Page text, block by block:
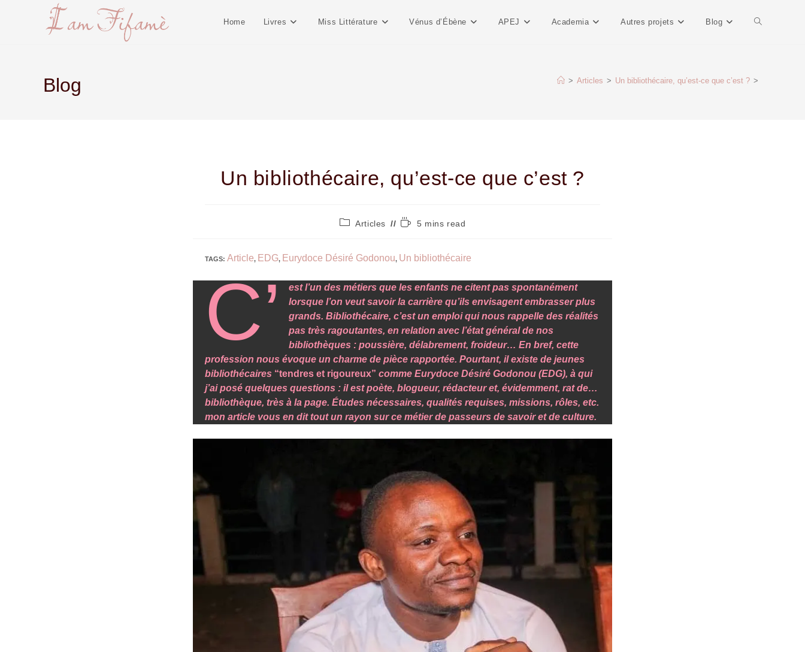
Home Livres Miss Littérature Vénus d’Ébène APEJ Academia Autres projets Blog
Blog > Articles > Un bibliothécaire, qu’est-ce que c’est ? >
Un bibliothécaire, qu’est-ce que c’est ?
Articles 5 mins read
TAGS: Article, EDG, Eurydoce Désiré Godonou, Un bibliothécaire
C’
est l’un des métiers que les enfants ne citent pas spontanément
lorsque l’on veut savoir la carrière qu’ils envisagent embrasser plus
grands. Bibliothécaire, c’est un emploi qui nous rappelle des réalités
pas très ragoutantes, en relation avec l’état général de nos
bibliothèques : poussière, délabrement, froideur… En bref, cette
profession nous évoque un charme de pièce rapportée. Pourtant, il existe de jeunes
bibliothécaires “tendres et rigoureux” comme Eurydoce Désiré Godonou (EDG), à qui
j’ai posé quelques questions : il est poète, blogueur, rédacteur et, évidemment, rat de…
bibliothèque, très à la page. Études nécessaires, qualités requises, missions, rôles, etc.
mon article vous en dit tout un rayon sur ce métier de passeurs de savoir et de culture.